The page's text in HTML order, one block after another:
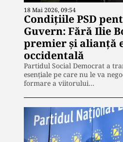
18 Mai 2026, 09:54
Condițiile PSD
Guvern: Fără Ilie
premier și alianță
occidentală
Partidul Social Democrat a
esențiale pe care nu le va
formare a viitorului…